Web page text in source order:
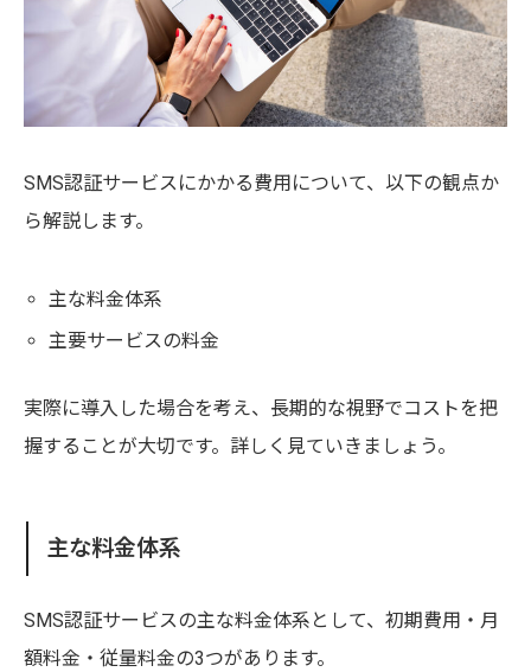
SMS認証サービスにかかる費用について、以下の観点か
ら解説します。
主な料金体系
主要サービスの料金
実際に導入した場合を考え、長期的な視野でコストを把
握することが大切です。詳しく見ていきましょう。
主な料金体系
SMS認証サービスの主な料金体系として、初期費用・月
額料金・従量料金の3つがあります。